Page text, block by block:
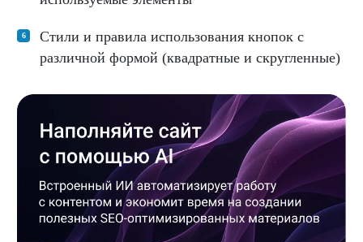
Стили и правила использования кнопок с
различной формой (квадратные и скругленные)